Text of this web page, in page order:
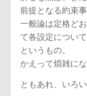
前提となる約束事
一般論は定格ど
て各設定につい
というもの。
かえって煩雑に
ともあれ、いろ